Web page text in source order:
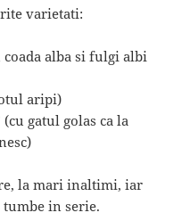
varietati:
alba si fulgi albi
aripi)
gatul golas ca la
la mari inaltimi, iar
in serie.